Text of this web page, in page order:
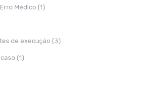
Médico (1)
de execução (3)
(1)